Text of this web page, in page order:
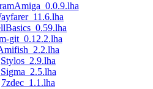
git_0.12.2.lha
Stylos_2.9.lha
Sigma_2.5.lha
7zdec_1.1.lha